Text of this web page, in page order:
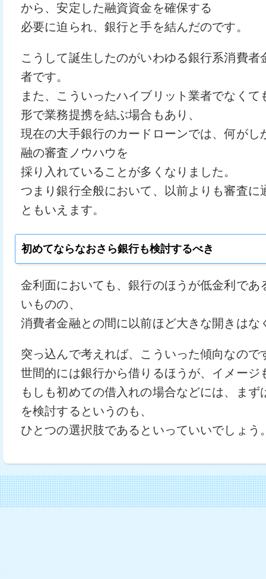
から、安定した融資資金を確保する
必要に迫られ、銀行と手を結んだのです。
こうして誕生したのがいわゆる銀行系消費者
者です。
また、こういったハイブリット業者でなくて
形で業務提携を結ぶ場合もあり、
現在の大手銀行のカードローンでは、何がし
融の審査ノウハウを
採り入れていることが多くなりました。
つまり銀行全般において、以前よりも審査に
ともいえます。
初めてならなおさら銀行も検討するべき
金利面においても、銀行のほうが低金利であ
いものの、
消費者金融との間に以前ほど大きな開きはな
突っ込んで考えれば、こういった傾向なので
世間的には銀行から借りるほうが、イメージ
もしも初めての借入れの場合などには、まず
を検討するというのも、
ひとつの選択肢であるといっていいでしょう